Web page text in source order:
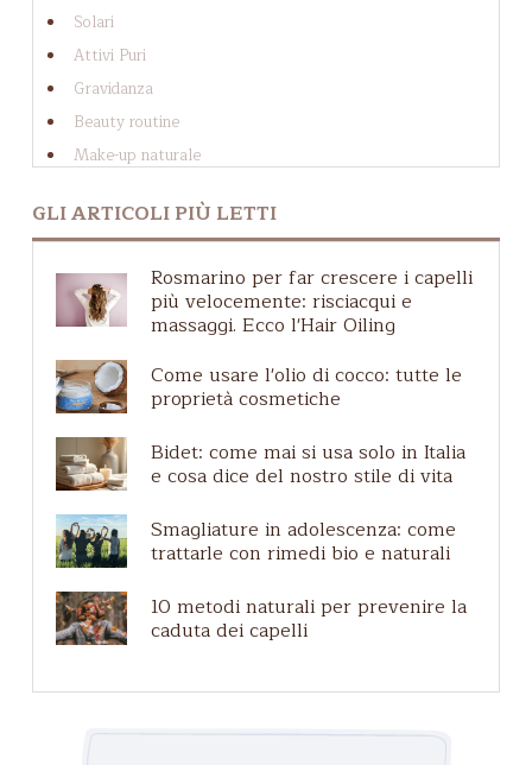
Solari
Attivi Puri
Gravidanza
Beauty routine
Make-up naturale
Cosmesi solida
Guida agli ingredienti
Caduta dei capelli
Zero waste
Etichette e certificazioni
Uomini
Cuoio capelluto irritato
Pelle matura
GLI ARTICOLI PIÙ LETTI
Rosmarino per far crescere i capelli
più velocemente: risciacqui e
massaggi. Ecco l'Hair Oiling
Come usare l'olio di cocco: tutte le
proprietà cosmetiche
Bidet: come mai si usa solo in Italia
e cosa dice del nostro stile di vita
Smagliature in adolescenza: come
trattarle con rimedi bio e naturali
10 metodi naturali per prevenire la
caduta dei capelli